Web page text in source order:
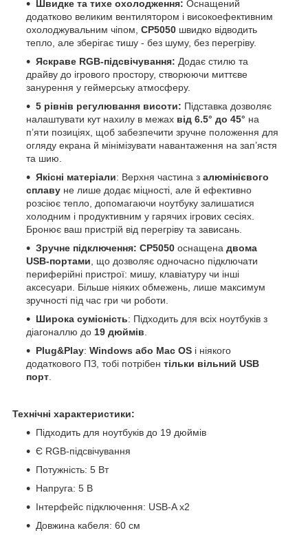
Швидке та тихе охолодження: Оснащений
додатково великим вентилятором і високоефективним
охолоджувальним чіпом, CP5050 швидко відводить
тепло, але зберігає тишу - без шуму, без перегріву.
Яскраве RGB-підсвічування: Додає стилю та
драйву до ігрового простору, створюючи миттєве
занурення у геймерську атмосферу.
5 рівнів регулювання висоти: Підставка дозволяє
налаштувати кут нахилу в межах від 6.5° до 45° на
п’яти позиціях, щоб забезпечити зручне положення для
огляду екрана й мінімізувати навантаження на зап’ястя
та шию.
Якісні матеріали: Верхня частина з алюмінієвого
сплаву не лише додає міцності, але й ефективно
розсіює тепло, допомагаючи ноутбуку залишатися
холодним і продуктивним у гарячих ігрових сесіях.
Бронює ваш пристрій від перегріву та зависань.
Зручне підключення: CP5050 оснащена двома
USB-портами , що дозволяє одночасно підключати
периферійні пристрої: мишу, клавіатуру чи інші
аксесуари. Більше ніяких обмежень, лише максимум
зручності під час гри чи роботи.
Широка сумісність: Підходить для всіх ноутбуків з
діагоналлю до 19 дюймів
Plug&Play: Windows або Mac OS і ніякого
додаткового ПЗ, тобі потрібен тільки вільний USB
порт
Технічні характеристики:
Підходить для ноутбуків до 19 дюймів
Є RGB-підсвічування
Потужність: 5 Вт
Напруга: 5 В
Інтерфейс підключення: USB-A х2
Довжина кабеля: 60 см